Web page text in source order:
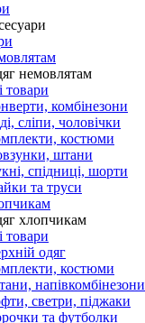
немовлятам
товари
комбінезони
сліпи, чоловічки
костюми
штани
спідниці, шорти
та труси
хлопчикам
товари
одяг
костюми
напівкомбінезони
светри, піджаки
та футболки